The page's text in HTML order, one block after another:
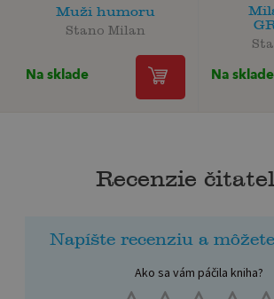
Muži humoru
Stano Milan
Na sklade Na sklade
Recenzie
Napíšte recenziu a
Ako sa vám páčila kniha?